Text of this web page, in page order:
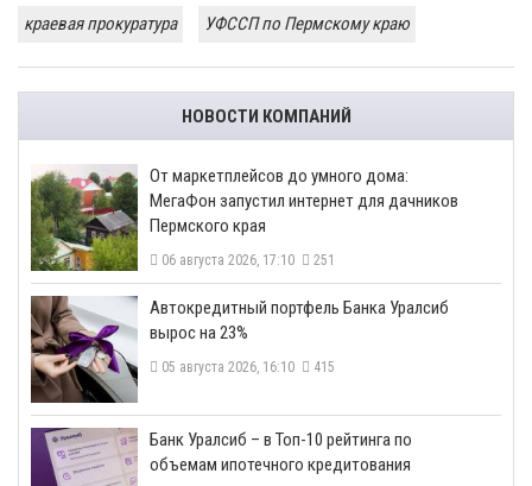
краевая прокуратура
УФССП по Пермскому краю
НОВОСТИ КОМПАНИЙ
От маркетплейсов до умного дома:
МегаФон запустил интернет для дачников
Пермского края
06 августа 2026, 17:10 251
​Автокредитный портфель Банка Уралсиб
вырос на 23%
05 августа 2026, 16:10 415
​Банк Уралсиб – в Топ-10 рейтинга по
объемам ипотечного кредитования